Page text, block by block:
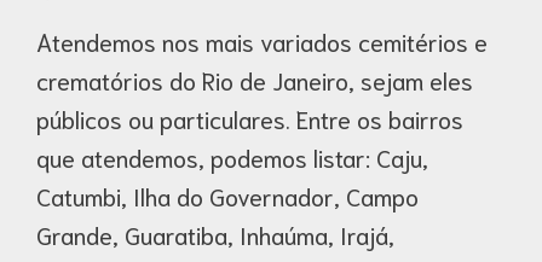
Atendemos nos mais variados cemitérios e
crematórios do Rio de Janeiro, sejam eles
públicos ou particulares. Entre os bairros
que atendemos, podemos listar: Caju,
Catumbi, Ilha do Governador, Campo
Grande, Guaratiba, Inhaúma, Irajá,